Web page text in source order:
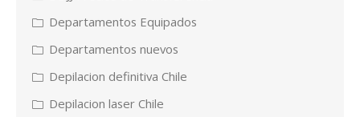
Departamentos Equipados
Departamentos nuevos
Depilacion definitiva Chile
Depilacion laser Chile